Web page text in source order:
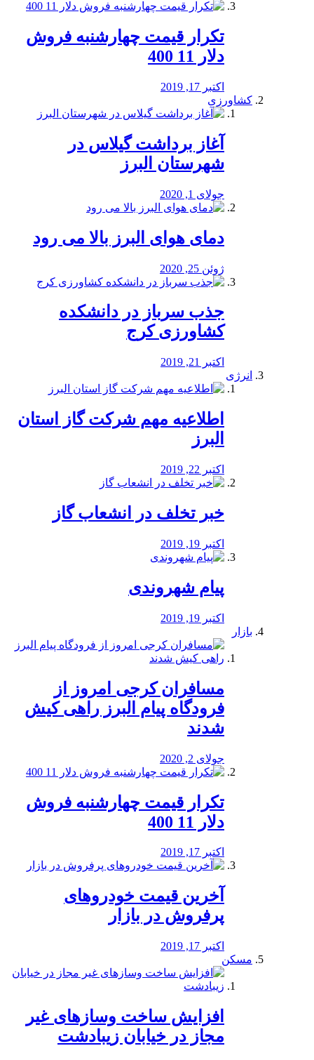
تکرار قیمت چهارشنبه فروش
دلار 11 400
اکتبر 17, 2019
کشاورزی
آغاز برداشت گیلاس در
شهرستان البرز
جولای 1, 2020
دمای هوای البرز بالا می رود
ژوئن 25, 2020
جذب سرباز در دانشکده
کشاورزی کرج
اکتبر 21, 2019
انرژی
️اطلاعیه مهم شرکت گاز استان
البرز
اکتبر 22, 2019
خبر تخلف در انشعاب گاز
اکتبر 19, 2019
پیام شهروندی
اکتبر 19, 2019
بازار
مسافران کرجی امروز از
فرودگاه پیام البرز راهی کیش
شدند
جولای 2, 2020
تکرار قیمت چهارشنبه فروش
دلار 11 400
اکتبر 17, 2019
آخرین قیمت خودرو‌های
پرفروش در بازار
اکتبر 17, 2019
مسکن
افزایش ساخت وسازهای غیر
مجاز در خیابان زیبادشت